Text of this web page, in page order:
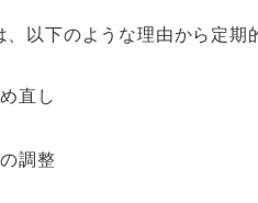
、以下のような理由から定期
直し
調整